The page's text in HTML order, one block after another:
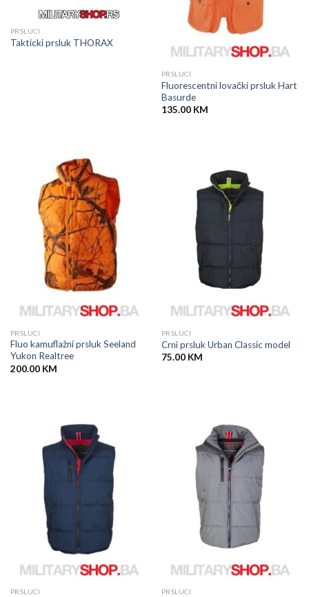
PRSLUCI
Takticki prsluk THORAX
PRSLUCI
Fluorescentni lovački prsluk Hart
Basurde
135.00 KM
PRSLUCI
Fluo kamuflažni prsluk Seeland
Yukon Realtree
200.00 KM
PRSLUCI
Crni prsluk Urban Classic model
75.00 KM
PRSLUCI PRSLUCI